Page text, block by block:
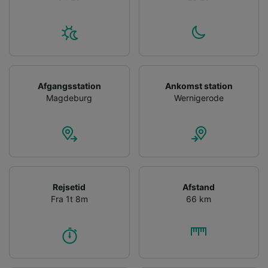
Afgangsstation
Magdeburg
Ankomst station
Wernigerode
Rejsetid
Fra 1t 8m
Afstand
66 km